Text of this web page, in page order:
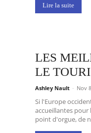
Lire la suite
LES
LE
Ashley Nault - Nov
Si l'Europe
accueillantes pour
point d'orgue, de